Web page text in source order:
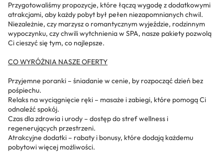
Przygotowaliśmy propozycje, które łączą wygodę z dodatkowymi
atrakcjami, aby każdy pobyt był pełen niezapomnianych chwil.
Niezależnie, czy marzysz o romantycznym wyjeździe, rodzinnym
wypoczynku, czy chwili wytchnienia w SPA, nasze pakiety pozwolą
Ci cieszyć się tym, co najlepsze.
CO WYRÓŻNIA NASZE OFERTY
Przyjemne poranki – śniadanie w cenie, by rozpocząć dzień bez
pośpiechu.
Relaks na wyciągnięcie ręki – masaże i zabiegi, które pomogą Ci
odnaleźć spokój.
Czas dla zdrowia i urody – dostęp do stref wellness i
regenerujących przestrzeni.
Atrakcyjne dodatki – rabaty i bonusy, które dodają każdemu
pobytowi więcej możliwości.